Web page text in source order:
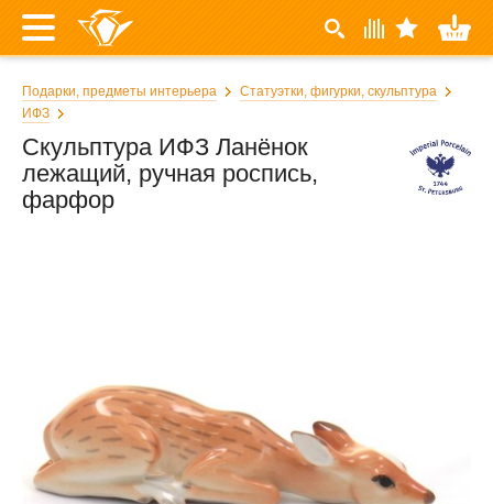
Подарки, предметы интерьера
Статуэтки, фигурки, скульптура
ИФЗ
Скульптура ИФЗ Ланёнок
лежащий, ручная роспись,
фарфор